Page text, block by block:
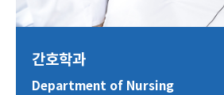
간호학과
Department of Nursing